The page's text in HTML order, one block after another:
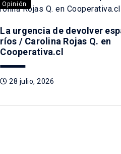
Opinión
La urgencia de devolver
ríos / Carolina Rojas Q. en
Cooperativa.cl
28 julio, 2026